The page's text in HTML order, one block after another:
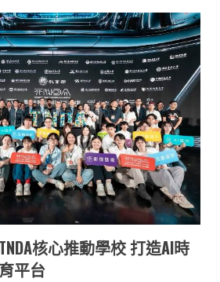
核心推動學校 打造AI時
平台